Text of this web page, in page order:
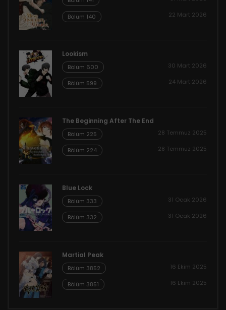
Bölüm 140 22 Mart 2026
Lookism
Bölüm 600 30 Mart 2026
Bölüm 599 24 Mart 2026
The Beginning After The End
Bölüm 225 28 Temmuz 2025
Bölüm 224 28 Temmuz 2025
Blue Lock
Bölüm 333 31 Ocak 2026
Bölüm 332 31 Ocak 2026
Martial Peak
Bölüm 3852 16 Ekim 2025
Bölüm 3851 16 Ekim 2025